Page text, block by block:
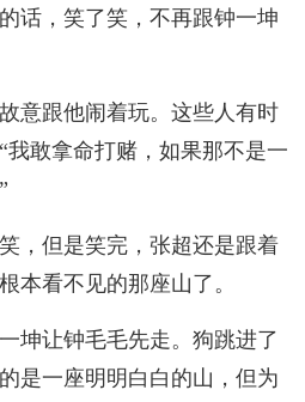
话，笑了笑，不再跟钟一坤
意跟他闹着玩。这些人有时
敢拿命打赌，如果那不是一
，但是笑完，张超还是跟着
本看不见的那座山了。
坤让钟毛毛先走。狗跳进了
是一座明明白白的山，但为